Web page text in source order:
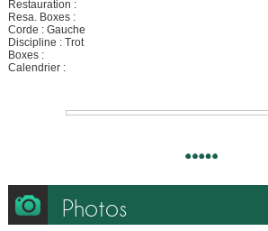
Restauration :
Resa. Boxes :
Corde : Gauche
Discipline : Trot
Boxes :
Calendrier :
Photos